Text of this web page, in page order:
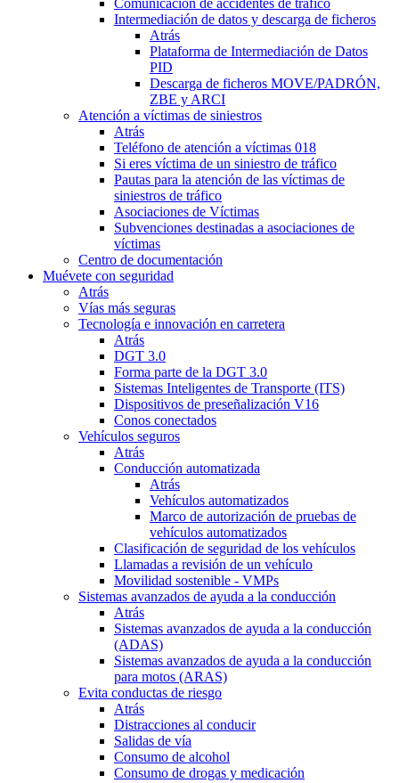
Comunicación de accidentes de tráfico
Intermediación de datos y descarga de ficheros
Atrás
Plataforma de Intermediación de Datos
PID
Descarga de ficheros MOVE/PADRÓN,
ZBE y ARCI
Atención a víctimas de siniestros
Atrás
Teléfono de atención a víctimas 018
Si eres víctima de un siniestro de tráfico
Pautas para la atención de las víctimas de
siniestros de tráfico
Asociaciones de Víctimas
Subvenciones destinadas a asociaciones de
víctimas
Centro de documentación
Muévete con seguridad
Atrás
Vías más seguras
Tecnología e innovación en carretera
Atrás
DGT 3.0
Forma parte de la DGT 3.0
Sistemas Inteligentes de Transporte (ITS)
Dispositivos de preseñalización V16
Conos conectados
Vehículos seguros
Atrás
Conducción automatizada
Atrás
Vehículos automatizados
Marco de autorización de pruebas de
vehículos automatizados
Clasificación de seguridad de los vehículos
Llamadas a revisión de un vehículo
Movilidad sostenible - VMPs
Sistemas avanzados de ayuda a la conducción
Atrás
Sistemas avanzados de ayuda a la conducción
(ADAS)
Sistemas avanzados de ayuda a la conducción
para motos (ARAS)
Evita conductas de riesgo
Atrás
Distracciones al conducir
Salidas de vía
Consumo de alcohol
Consumo de drogas y medicación